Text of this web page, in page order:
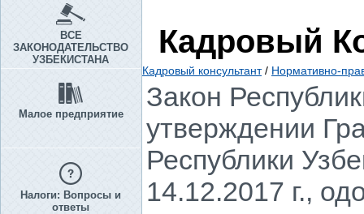
ВСЕ
ЗАКОНОДАТЕЛЬСТВО
УЗБЕКИСТАНА
Малое предприятие
Налоги: Вопросы и
ответы
Кадровый
Кадровый консультант / Нормативно-
Закон
утверждении
Республики
14.12.2017 г.,